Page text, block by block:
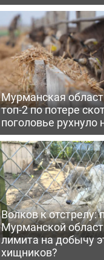
Мурманская
топ-2 по потере
поголовье рухнуло
Волков к отстрелу:
Мурманской
лимита на добычу
хищников?